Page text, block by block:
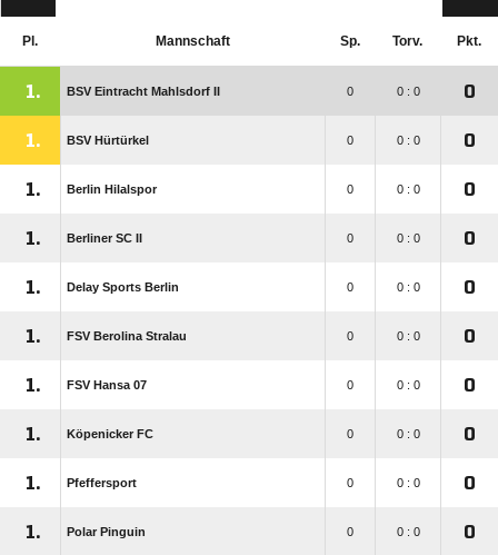
Pl. Mannschaft Sp. Torv. Pkt.
1. BSV Eintracht Mahlsdorf II 0 0 : 0 0
1. BSV Hürtürkel 0 0 : 0 0
1. Berlin Hilalspor 0 0 : 0 0
1. Berliner SC II 0 0 : 0 0
1. Delay Sports Berlin 0 0 : 0 0
1. FSV Berolina Stralau 0 0 : 0 0
1. FSV Hansa 07 0 0 : 0 0
1. Köpenicker FC 0 0 : 0 0
1. Pfeffersport 0 0 : 0 0
1. Polar Pinguin 0 0 : 0 0